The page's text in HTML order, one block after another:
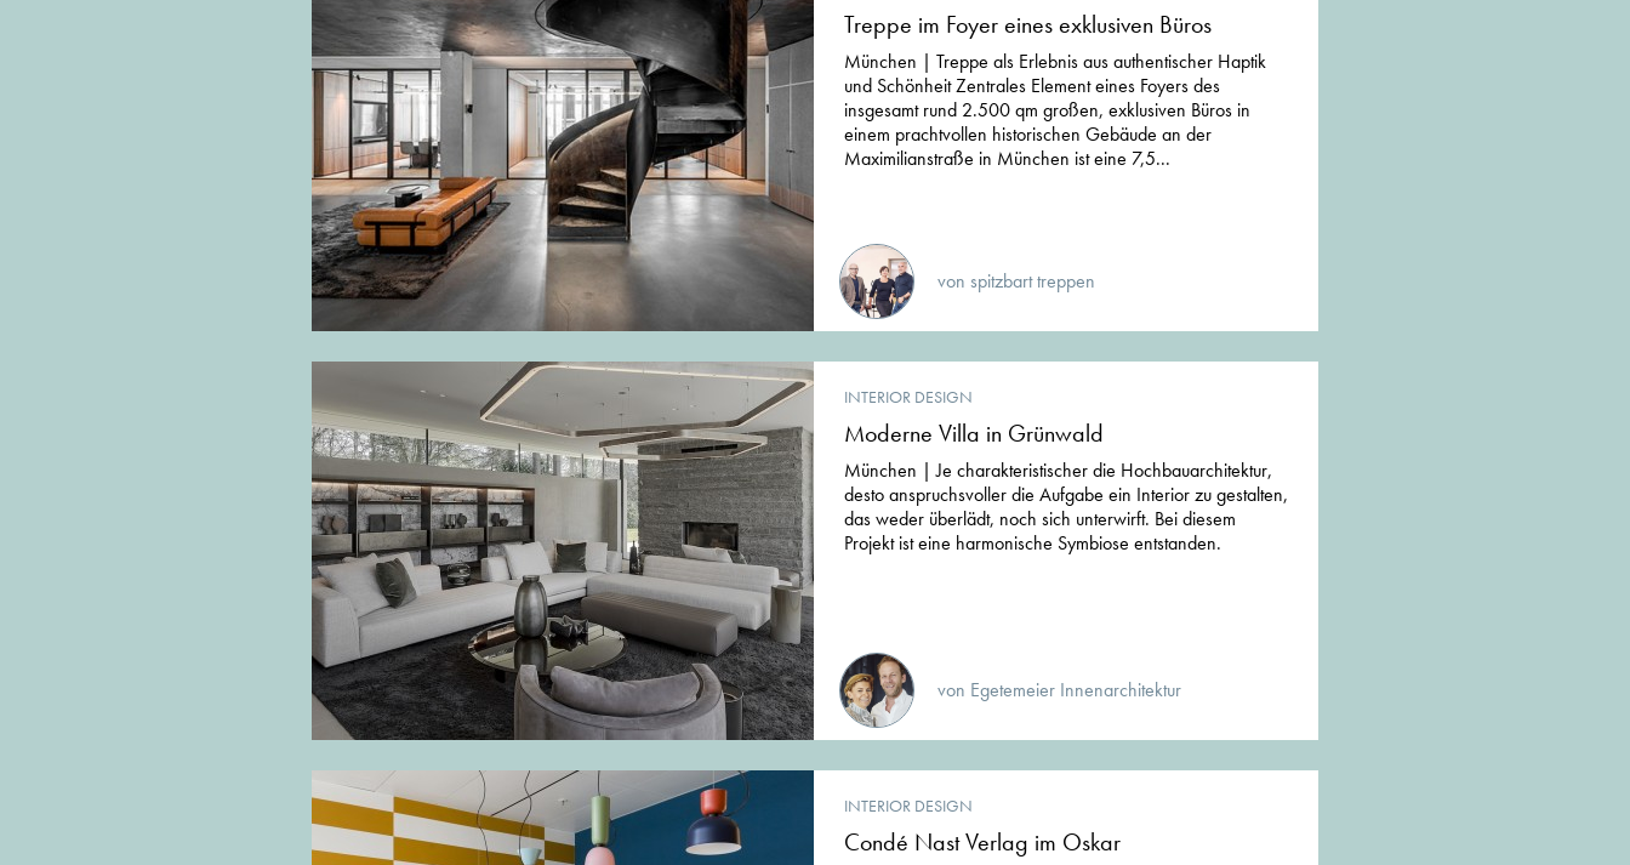
Treppe im Foyer eines exklusiven Büros
München | Treppe als Erlebnis aus authentischer Haptik
und Schönheit Zentrales Element eines Foyers des
insgesamt rund 2.500 qm großen, exklusiven Büros in
einem prachtvollen historischen Gebäude an der
Maximilianstraße in München ist eine 7,5...
von spitzbart treppen
INTERIOR DESIGN
Moderne Villa in Grünwald
München | Je charakteristischer die Hochbauarchitektur,
desto anspruchsvoller die Aufgabe ein Interior zu gestalten,
das weder überlädt, noch sich unterwirft. Bei diesem
Projekt ist eine harmonische Symbiose entstanden.
von Egetemeier Innenarchitektur
INTERIOR DESIGN
Condé Nast Verlag im Oskar